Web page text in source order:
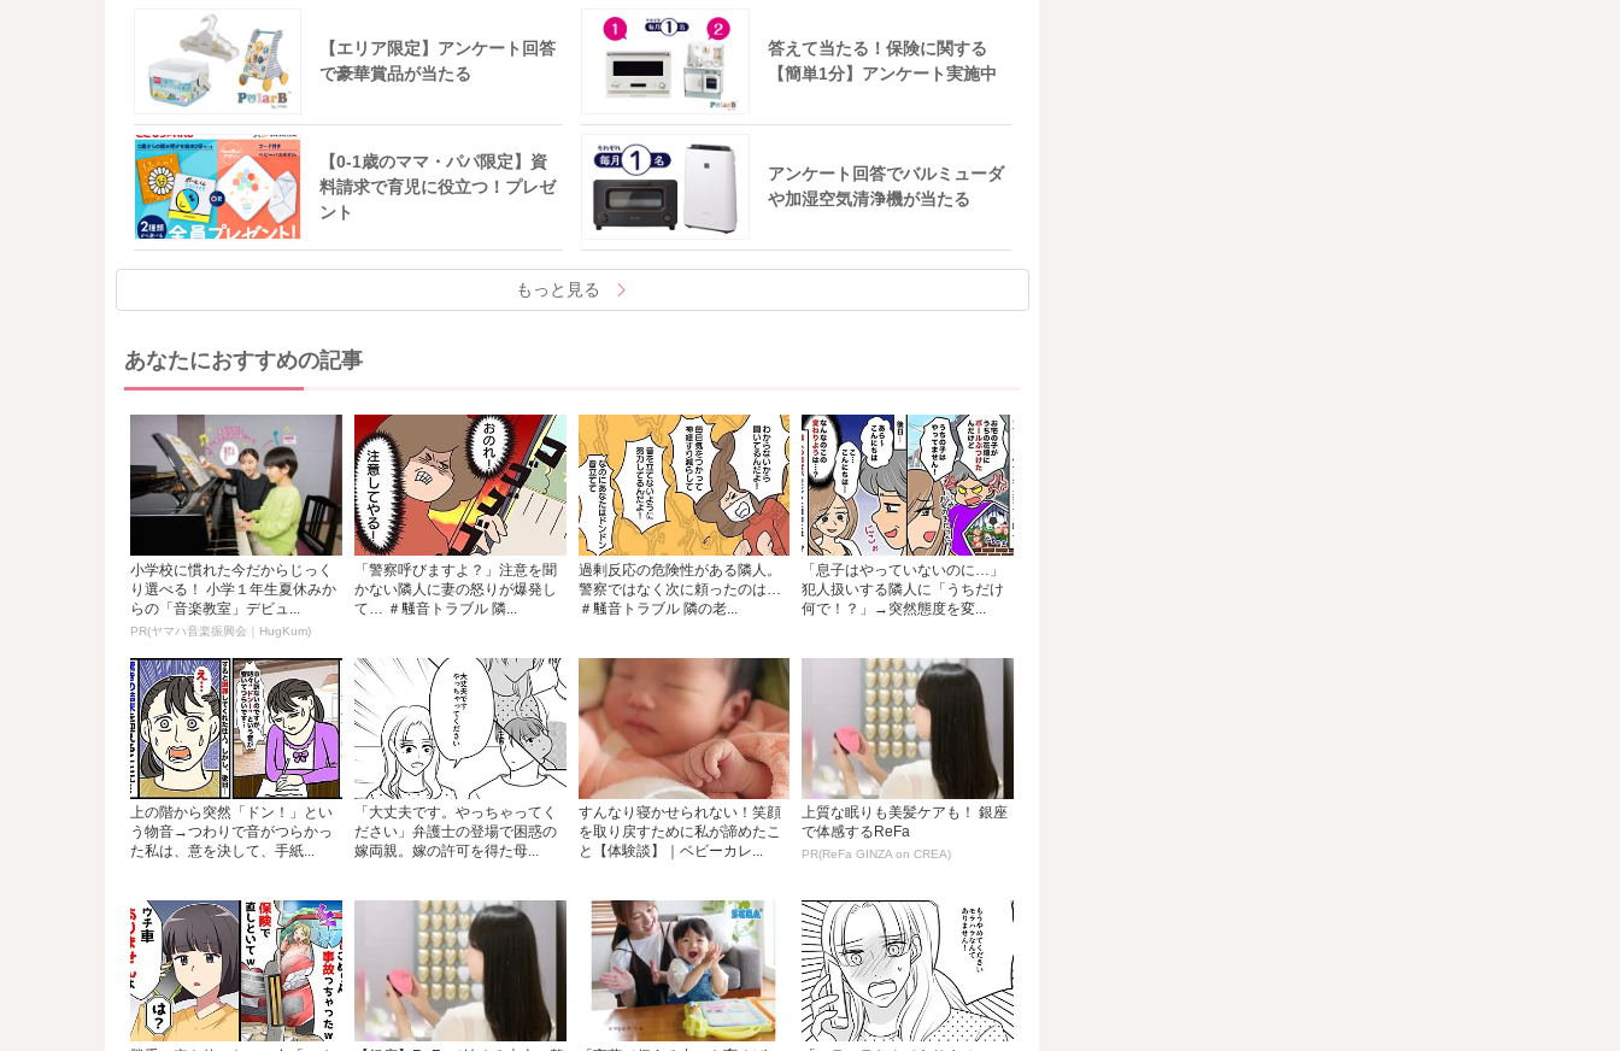
【エリア限定】アンケート回答
で豪華賞品が当たる
答えて当たる！保険に関する
【簡単1分】アンケート実施中
【0-1歳のママ・パパ限定】資
料請求で育児に役立つ！プレゼ
ント
アンケート回答でバルミューダ
や加湿空気清浄機が当たる
もっと見る
あなたにおすすめの記事
小学校に慣れた今だからじっく
り選べる！ 小学１年生夏休みか
らの「音楽教室」デビュ...
PR(ヤマハ音楽振興会｜HugKum)
「警察呼びますよ？」注意を聞
かない隣人に妻の怒りが爆発し
て… ＃騒音トラブル 隣...
過剰反応の危険性がある隣人。
警察ではなく次に頼ったのは…
＃騒音トラブル 隣の老...
「息子はやっていないのに…」
犯人扱いする隣人に「うちだけ
何で！？」→突然態度を変...
上の階から突然「ドン！」とい
う物音→つわりで音がつらかっ
た私は、意を決して、手紙...
「大丈夫です。やっちゃってく
ださい」弁護士の登場で困惑の
嫁両親。嫁の許可を得た母...
すんなり寝かせられない！笑顔
を取り戻すために私が諦めたこ
と【体験談】｜ベビーカレ...
上質な眠りも美髪ケアも！ 銀座
で体感するReFa
PR(ReFa GINZA on CREA)